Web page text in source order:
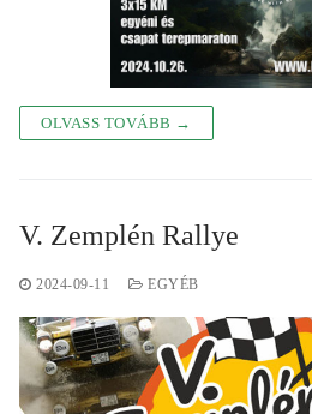
OLVASS TOVÁBB →
V. Zemplén Rallye
2024-09-11 EGYÉB